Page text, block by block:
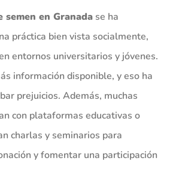
semen en Granada se ha
práctica bien vista socialmente,
entornos universitarios y jóvenes.
información disponible, y eso ha
prejuicios. Además, muchas
con plataformas educativas o
charlas y seminarios para
y fomentar una participación